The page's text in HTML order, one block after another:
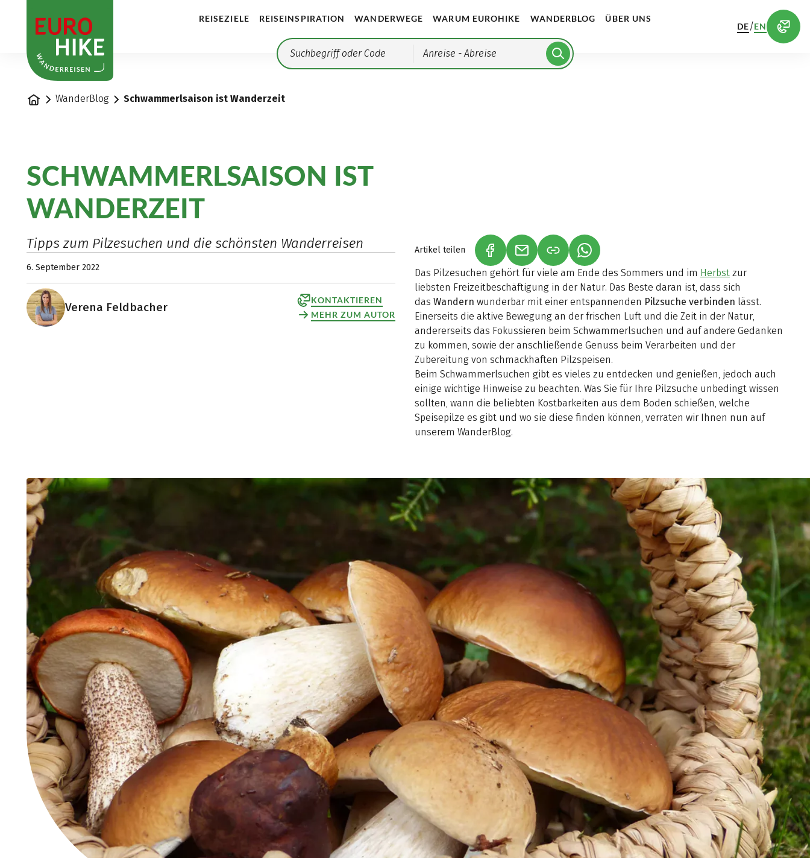
REISEZIELE REISEINSPIRATION WANDERWEGE WARUM EUROHIKE WANDERBLOG ÜBER UNS
Anreise - Abreise
DE/EN
StartseiteWanderBlog Schwammerlsaison ist Wanderzeit
SCHWAMMERLSAISON IST
WANDERZEIT
Tipps zum Pilzesuchen und die schönsten Wanderreisen
6. September 2022
Verena Feldbacher
KONTAKTIEREN
MEHR ZUM AUTOR
Artikel teilen (LINK ÖFFNET IN NEUEM TAB)
(LINK ÖFFNET IN NEUEM TAB)
(LINK ÖFFNET IN NEUEM TAB)
Das Pilzesuchen gehört für viele am Ende des Sommers und im Herbstzur
liebsten Freizeitbeschäftigung in der Natur. Das Beste daran ist, dass sich
das Wandern wunderbar mit einer entspannenden Pilzsuche verbinden lässt.
Einerseits die aktive Bewegung an der frischen Luft und die Zeit in der Natur,
andererseits das Fokussieren beim Schwammerlsuchen und auf andere Gedanken
zu kommen, sowie der anschließende Genuss beim Verarbeiten und der
Zubereitung von schmackhaften Pilzspeisen.
Beim Schwammerlsuchen gibt es vieles zu entdecken und genießen, jedoch auch
einige wichtige Hinweise zu beachten. Was Sie für Ihre Pilzsuche unbedingt wissen
sollten, wann die beliebten Kostbarkeiten aus dem Boden schießen, welche
Speisepilze es gibt und wo sie diese finden können, verraten wir Ihnen nun auf
unserem WanderBlog.